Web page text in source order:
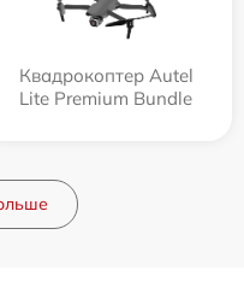
Квадрокоптер Autel
Lite Premium Bundle